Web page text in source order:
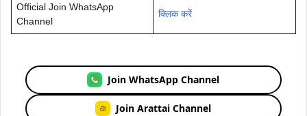
Official Join WhatsApp
Channel
क्लिक करें
Join WhatsApp Channel
Join Arattai Channel